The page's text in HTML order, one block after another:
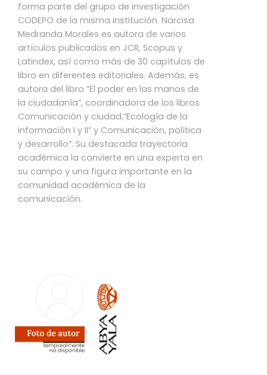
forma parte del grupo de investigación
CODEPO de la misma institución. Narcisa
Medranda Morales es autora de varios
artículos publicados en JCR, Scopus y
Latindex, así como más de 30 capítulos de
libro en diferentes editoriales. Además, es
autora del libro “El poder en las manos de
la ciudadanía”, coordinadora de los libros
Comunicación y ciudad,“Ecología de la
información I y II” y Comunicación, política
y desarrollo”. Su destacada trayectoria
académica la convierte en una experta en
su campo y una figura importante en la
comunidad académica de la
comunicación.